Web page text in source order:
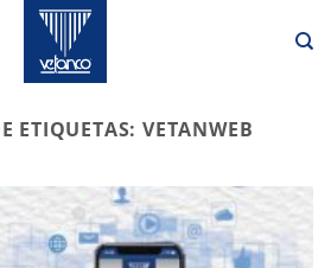
ETIQUETAS: VETANWEB